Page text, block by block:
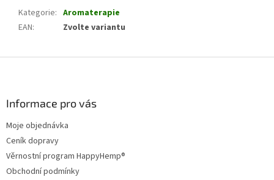
Kategorie: Aromaterapie
EAN: Zvolte variantu
Informace pro vás
Moje objednávka
Ceník dopravy
Věrnostní program HappyHemp®
Obchodní podmínky